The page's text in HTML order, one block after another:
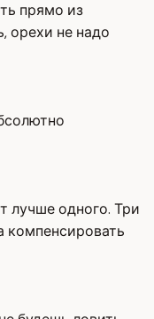
прямо из
орехи не надо
лучше одного. Три
компенсировать